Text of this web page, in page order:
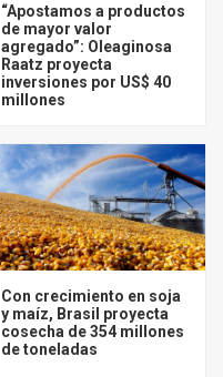
“Apostamos a productos
de mayor valor
agregado”: Oleaginosa
Raatz proyecta
inversiones por US$ 40
millones
Con crecimiento en soja
y maíz, Brasil proyecta
cosecha de 354 millones
de toneladas